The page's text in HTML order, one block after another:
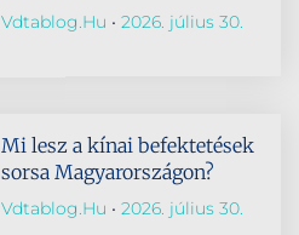
Vdtablog.hu 2026. július 30.
Mi lesz a kínai befektetések
sorsa Magyarországon?
Vdtablog.hu 2026. július 30.